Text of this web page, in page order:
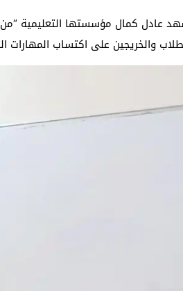
عادل كمال مؤسستها التعليمية “من
والخريجين على اكتساب المهارات